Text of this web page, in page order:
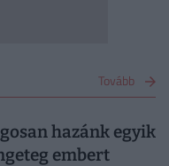
Tovább
hazánk egyik
embert